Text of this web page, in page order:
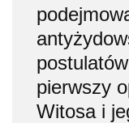
pierwszy
Witosa i